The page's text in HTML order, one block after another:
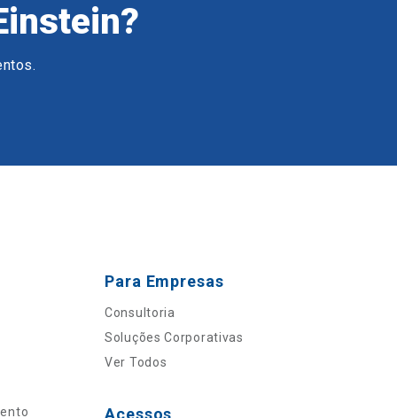
Para Empresas
Consultoria
Soluções Corporativas
Ver Todos
Acessos